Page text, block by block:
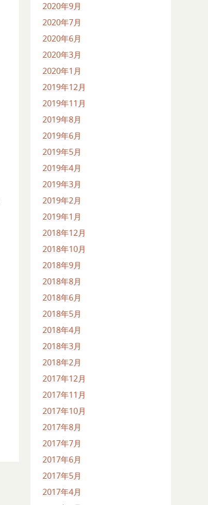
2020年9月
2020年7月
2020年6月
2020年3月
2020年1月
2019年12月
2019年11月
2019年8月
2019年6月
2019年5月
2019年4月
2019年3月
2019年2月
2019年1月
2018年12月
2018年10月
2018年9月
2018年8月
2018年6月
2018年5月
2018年4月
2018年3月
2018年2月
2017年12月
2017年11月
2017年10月
2017年8月
2017年7月
2017年6月
2017年5月
2017年4月